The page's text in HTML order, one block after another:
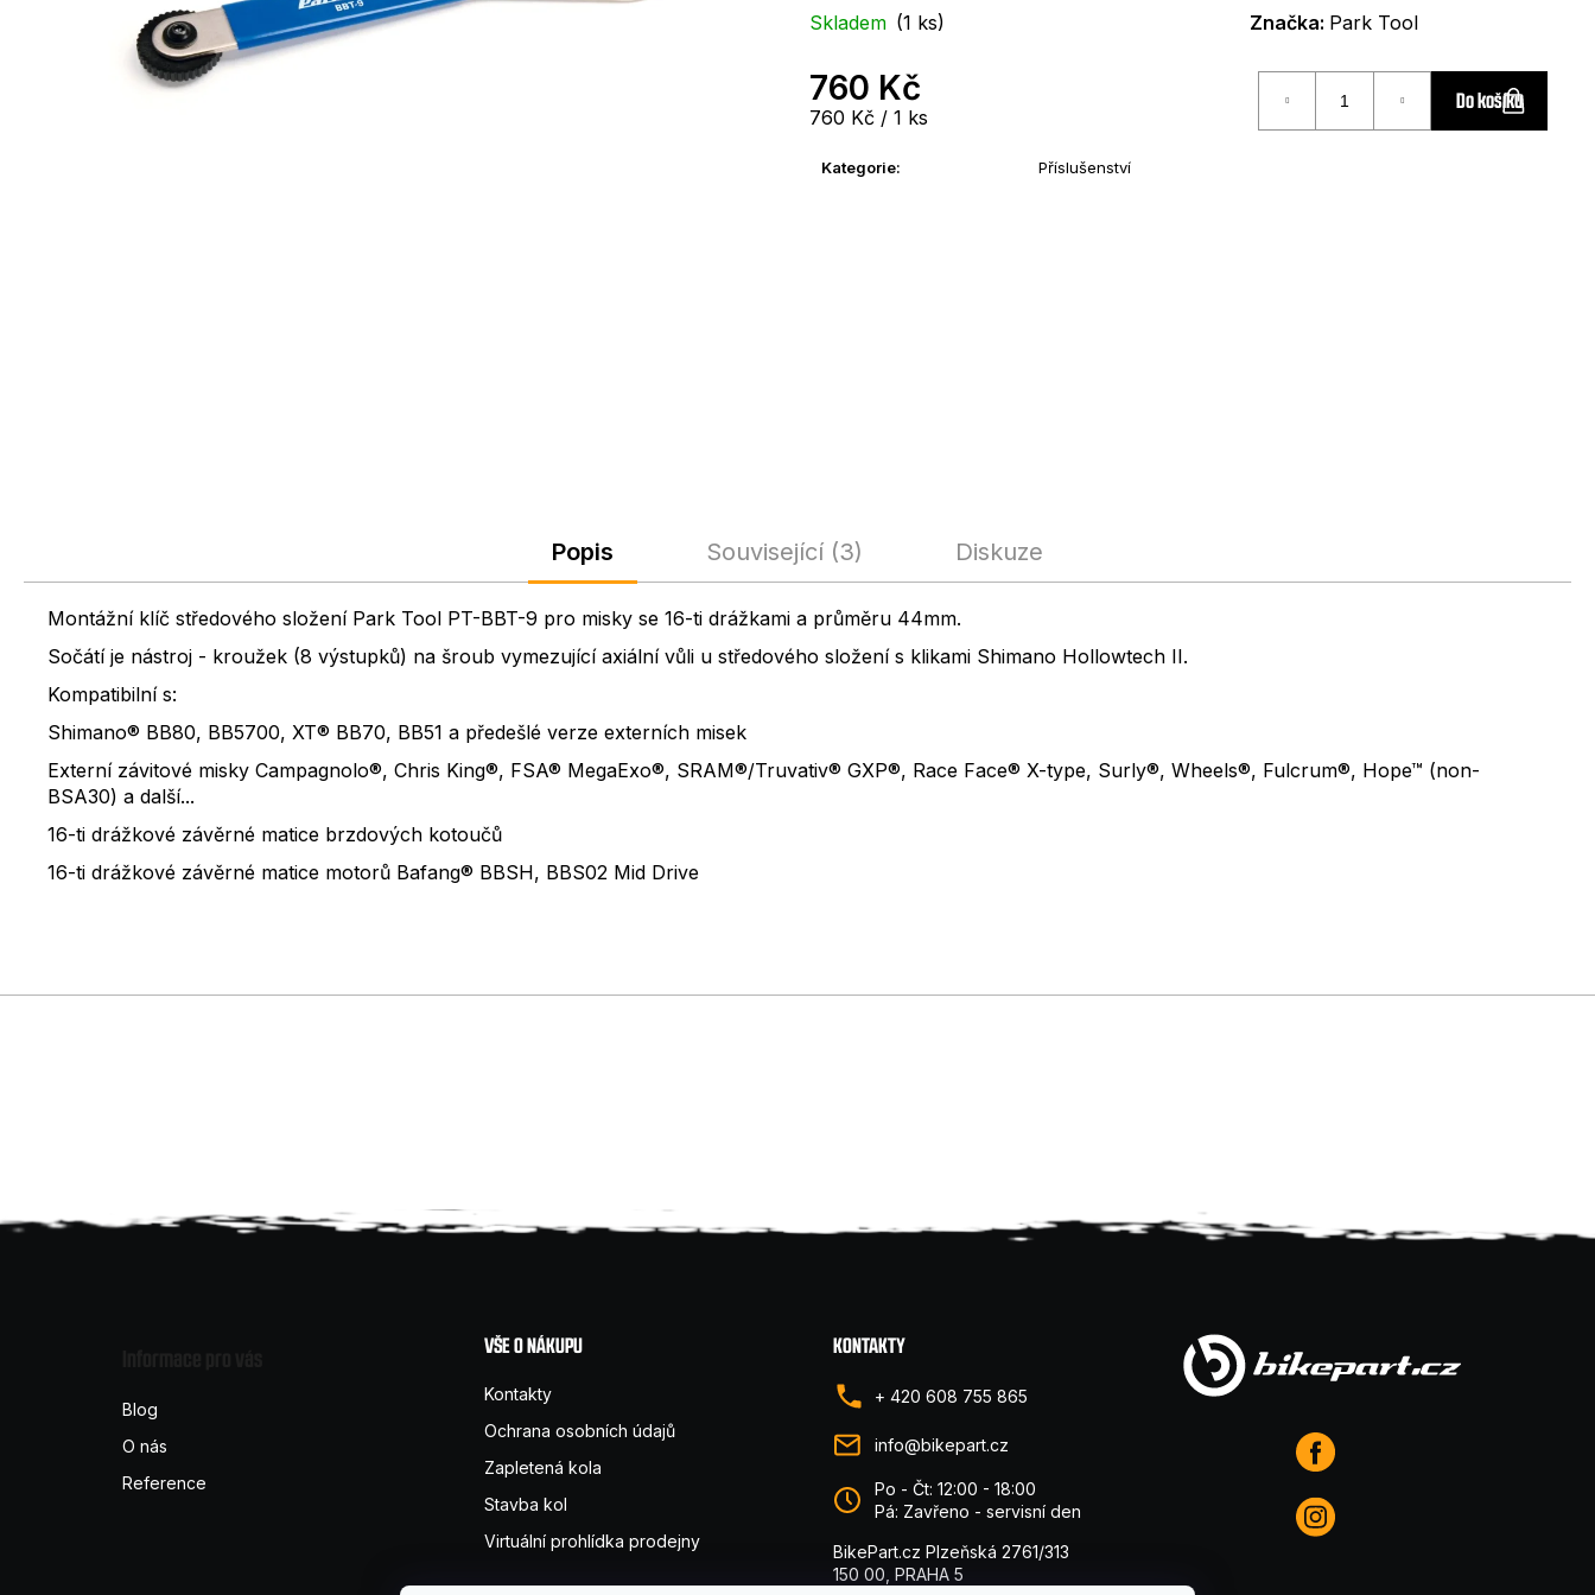
Skladem (1 ks) Značka: Park Tool
760 Kč
Měrná
760 Kč / 1 ks
Do košíku
Kategorie: Příslušenství
Popis Související (3) Diskuze
Montážní klíč středového složení Park Tool PT-BBT-9 pro misky se 16-ti drážkami a průměru 44mm.
Sočátí je nástroj - kroužek (8 výstupků) na šroub vymezující axiální vůli u středového složení s klikami Shimano Hollowtech II.
Kompatibilní s:
Shimano® BB80, BB5700, XT® BB70, BB51 a předešlé verze externích misek
Externí závitové misky Campagnolo®, Chris King®, FSA® MegaExo®, SRAM®/Truvativ® GXP®, Race Face® X-type, Surly®, Wheels®, Fulcrum®, Hope™ (non-
BSA30) a další...
16-ti drážkové závěrné matice brzdových kotoučů
16-ti drážkové závěrné matice motorů Bafang® BBSH, BBS02 Mid Drive
Blog
O nás
Reference
VŠE O NÁKUPU
Kontakty
Ochrana osobních údajů
Zapletená kola
Stavba kol
Virtuální prohlídka prodejny
KONTAKTY
+ 420 608 755 865
info@bikepart.cz
Po - Čt: 12:00 - 18:00
Pá: Zavřeno - servisní den
BikePart.cz Plzeňská 2761/313
150 00, PRAHA 5